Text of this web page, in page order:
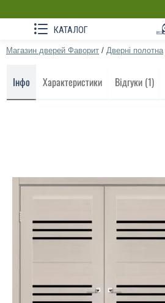
КАТАЛОГ
Магазин дверей Фаворит / Дверні полотна
Інфо Характеристики Відгуки (1)